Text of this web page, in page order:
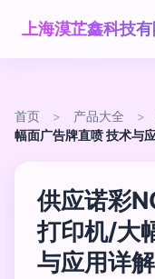
上海漠芷鑫科技
首页 > 产品大全 >
幅面广告牌直喷 技术与
供应诺彩
打印机/大
与应用详解